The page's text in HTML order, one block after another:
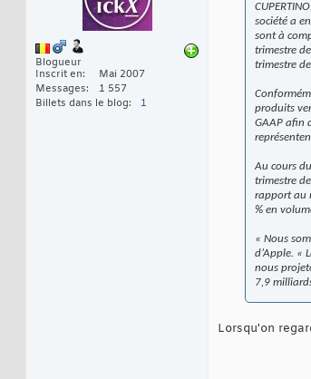
Blogueur
Inscrit en
Mai 2007
Messages
1 557
Billets dans le blog
1
société a
sont à
trimestre
trimestre de
produits
GAAP afin
Au cours
trimestre
rapport au
% en
« Nous
d’Apple. «
nous
7,9
Lorsqu'on